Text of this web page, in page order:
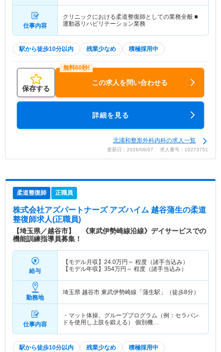
仕事内容
クリニックにおける柔道整復師としての業務全般 ■
運動器リハビリテーション業務
駅から徒歩10分以内 残業少なめ 積極採用中
保存する
この求人を問い合わせる
詳細を見る
北浦和整形外科内科の求人一覧
更新日：2026/08/07 求人番号：10273751
柔道整復師 正職員
株式会社アズパートナーズ アズハイム 越谷蒲生の柔道
整復師求人(正職員)
【埼玉県／越谷市】 《東武伊勢崎線沿線》デイサービスでの
機能訓練指導員募集！
給与
【モデル月収】 24.0万円～ 程度（諸手当込み）
【モデル年収】 354万円～ 程度（諸手当込み）
勤務地
埼玉県 越谷市 東武伊勢崎線「蒲生駅」（徒歩8分）
仕事内容
・マット体操、グループプログラム（例：セラバン
ドを使用し上肢を鍛える） 個別機…
駅から徒歩10分以内 残業少なめ 積極採用中